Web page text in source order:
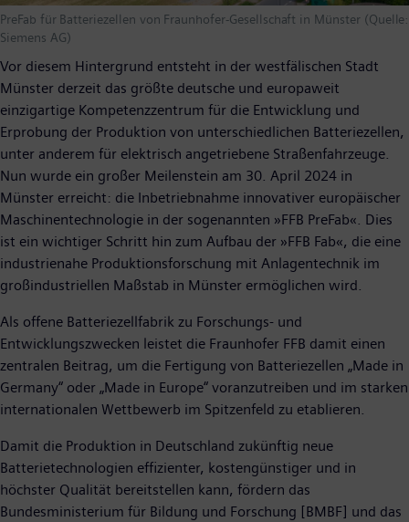
PreFab für Batteriezellen von Fraunhofer-Gesellschaft in Münster (Quelle:
Siemens AG)
Vor diesem Hintergrund entsteht in der westfälischen Stadt
Münster derzeit das größte deutsche und europaweit
einzigartige Kompetenzzentrum für die Entwicklung und
Erprobung der Produktion von unterschiedlichen Batteriezellen,
unter anderem für elektrisch angetriebene Straßenfahrzeuge.
Nun wurde ein großer Meilenstein am 30. April 2024 in
Münster erreicht: die Inbetriebnahme innovativer europäischer
Maschinentechnologie in der sogenannten »FFB PreFab«. Dies
ist ein wichtiger Schritt hin zum Aufbau der »FFB Fab«, die eine
industrienahe Produktionsforschung mit Anlagentechnik im
großindustriellen Maßstab in Münster ermöglichen wird.
Als offene Batteriezellfabrik zu Forschungs- und
Entwicklungszwecken leistet die Fraunhofer FFB damit einen
zentralen Beitrag, um die Fertigung von Batteriezellen „Made in
Germany“ oder „Made in Europe“ voranzutreiben und im starken
internationalen Wettbewerb im Spitzenfeld zu etablieren.
Damit die Produktion in Deutschland zukünftig neue
Batterietechnologien effizienter, kostengünstiger und in
höchster Qualität bereitstellen kann, fördern das
Bundesministerium für Bildung und Forschung [BMBF] und das